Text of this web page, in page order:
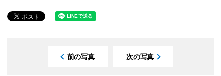
前の写真 次の写真